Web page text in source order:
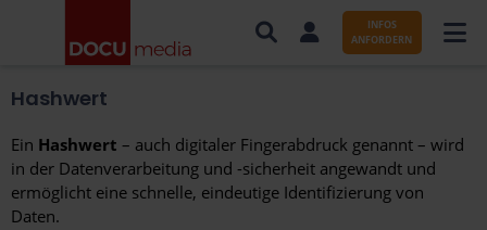
AUFTRÄGE NACH BRANCHE
AUFTRÄGE NACH ORT
SERVICES UND LEISTUNGEN
INFOS
ANFORDERN
Hashwert
Ein Hashwert – auch digitaler Fingerabdruck genannt – wird
in der Datenverarbeitung und -sicherheit angewandt und
ermöglicht eine schnelle, eindeutige Identifizierung von
Daten.